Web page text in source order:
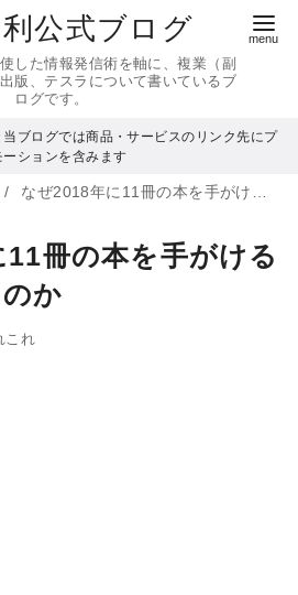
公式ブログ
した情報発信術を軸に、複業（副
版、テスラについて書いているブ
ログです。
ブログでは商品・サービスのリンク先にプ
ーションを含みます
なぜ2018年に11冊の本を手がけることができたのか
冊の本を手がける
か
これ